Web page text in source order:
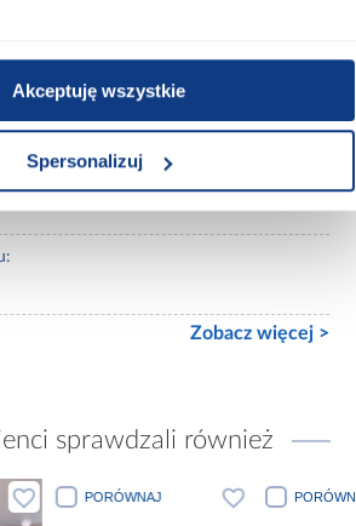
Akceptuję wszystkie
Spersonalizuj
Zobacz więcej >
sprawdzali również
PORÓWNAJ